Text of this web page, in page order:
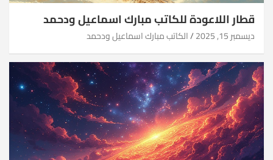
قطار اللاعودة للكاتب مبارك اسماعيل ودحمد
ديسمبر 15, 2025 الكاتب مبارك اسماعيل ودحمد